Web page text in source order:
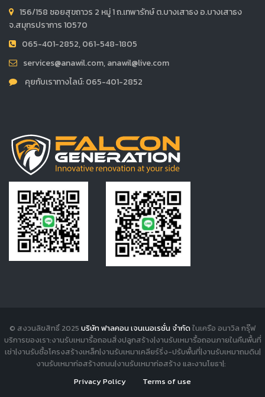
156/158 ซอยสุขถาวร 2 หมู่ 1 ถ.เทพารักษ์ ต.บางเสาธง อ.บางเสาธง
จ.สมุทรปราการ 10570
065-401-2852, 061-548-1805
services@anawil.com, anawil@live.com
คุยกับเราทางไลน์: 065-401-2852
© สงวนลิขสิทธิ์ 2025 บริษัท ฟาลคอน เจนเนอเรชั่น จำกัดในเครือ อนาวิล กรุ๊ฟ
บริการของเรา:งานรับเหมารื้อถอนสิ่งปลูกสร้าง|งานรับเหมารื้อถอนภายในคืนพื้นที่
เช่า|งานรับซื้อโครงสร้างเหล็ก|งานรับเหมาเคลียร์ริ่ง-ปรับพื้นที่|งานรับเหมาถมดิน|
งานรับเหมาก่อสร้างถนน|งานรับเหมาก่อสร้าง และงานโยธา|:
Privacy Policy
Terms of use